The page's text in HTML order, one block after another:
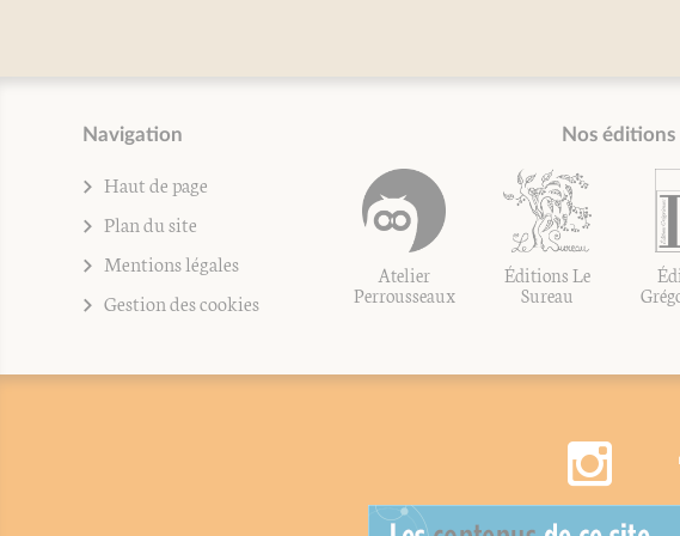
Navigation
Haut de page
Plan du site
Mentions légales
Gestion des cookies
Nos éditions
Atelier
Perrousseaux
Éditions Le
Sureau